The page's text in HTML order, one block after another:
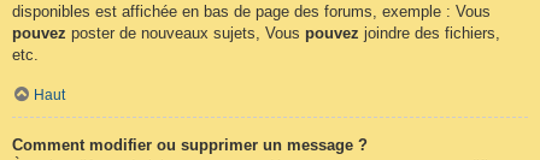
disponibles est affichée en bas de page des forums, exemple : Vous
pouvez poster de nouveaux sujets, Vous pouvez joindre des fichiers,
etc.
Haut
Comment modifier ou supprimer un message ?